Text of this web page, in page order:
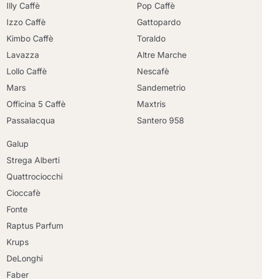
Illy Caffè
Izzo Caffè
Kimbo Caffè
Lavazza
Lollo Caffè
Mars
Officina 5 Caffè
Passalacqua
Pop Caffè
Gattopardo
Toraldo
Altre Marche
Nescafè
Sandemetrio
Maxtris
Santero 958
Galup
Strega Alberti
Quattrociocchi
Cioccafè
Fonte
Raptus Parfum
Krups
DeLonghi
Faber